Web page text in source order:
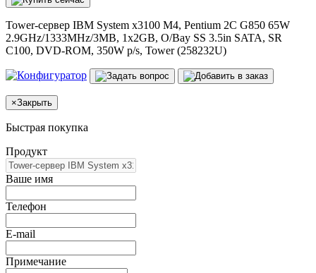
Tower-сервер IBM System x3100 M4, Pentium 2C G850 65W
2.9GHz/1333MHz/3MB, 1x2GB, O/Bay SS 3.5in SATA, SR
C100, DVD-ROM, 350W p/s, Tower (258232U)
×Закрыть
Быстрая покупка
Продукт
Ваше имя
Телефон
E-mail
Примечание